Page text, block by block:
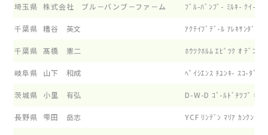
埼玉県 株式会社 ブル－バンブ－ファ－ム ﾌﾞﾙ-ﾊﾞﾝﾌﾞ- ﾐﾙｷ- ｸｲ-ﾝ
千葉県 糟谷 英文 ｱｸﾃｲﾌﾞﾃﾞ-ﾙ ｱﾚｷｻﾝﾀﾞ-
千葉県 髙橋 憲二 ﾎｳﾂｸﾎﾙﾑ ｴﾋﾟﾂｸ ｵ ﾃﾞｺ
岐阜県 山下 和成 ﾍﾟｲｼｴﾝｽ ﾁﾕﾝｷ- ｽｺ-ﾀﾞ ﾊ
茨城県 小里 有弘 D-W-D ｺﾞ-ﾙﾄﾞﾁﾂﾌﾟ ｷﾃ
長野県 雫田 岳志 YCF ﾘﾝﾃﾞﾝ ﾏﾘｱ ｶﾝｸﾝ